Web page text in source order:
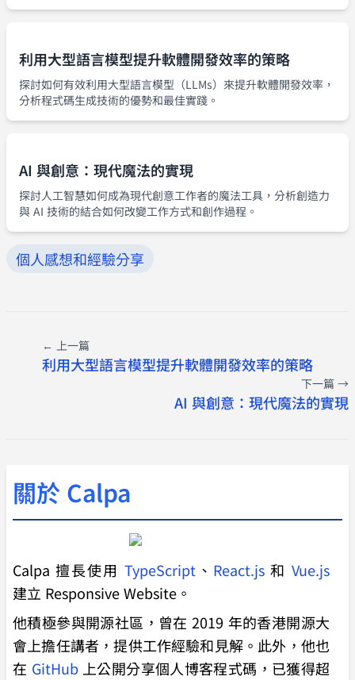
利用大型語言模型提升軟體開發效率的策略
探討如何有效利用大型語言模型（LLMs）來提升軟體開發效率，
分析程式碼生成技術的優勢和最佳實踐。
AI 與創意：現代魔法的實現
探討人工智慧如何成為現代創意工作者的魔法工具，分析創造力
與 AI 技術的結合如何改變工作方式和創作過程。
個人感想和經驗分享
← 上一篇
利用大型語言模型提升軟體開發效率的策略
下一篇 →
AI 與創意：現代魔法的實現
關於 Calpa
Calpa 擅長使用 TypeScript 、 React.js 和 Vue.js
建立 Responsive Website。
他積極參與開源社區，曾在 2019 年的香港開源大
會上擔任講者，提供工作經驗和見解。此外，他也
在 GitHub上公開分享個人博客程式碼，已獲得超